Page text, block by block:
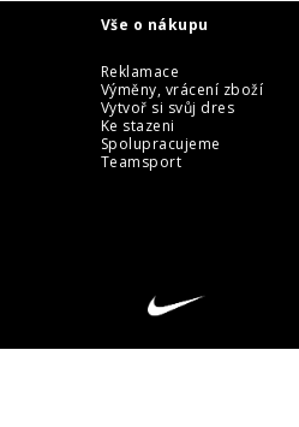
Vše o nákupu
Reklamace
Výměny, vrácení zboží
Vytvoř si svůj dres
Ke stazeni
Spolupracujeme
Teamsport